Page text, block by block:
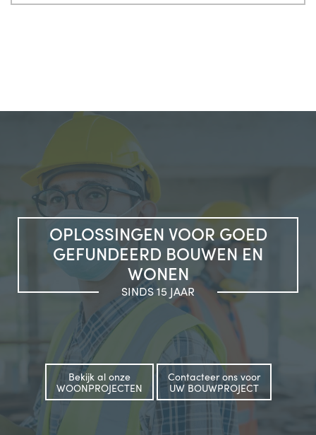
OPLOSSINGEN VOOR GOED
GEFUNDEERD BOUWEN EN
WONEN
SINDS 15 JAAR
Bekijk al onze
WOONPROJECTEN
Contacteer ons voor
UW BOUWPROJECT